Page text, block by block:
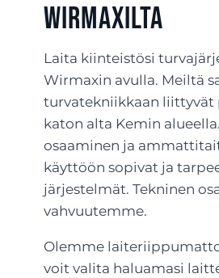
Wirmaxilta
Laita kiinteistösi
Wirmaxin avulla. Meiltä
turvatekniikkaan liittyvät
katon alta Kemin
osaaminen ja
käyttöön sopivat ja
järjestelmät. Tekninen
vahvuutemme.
Olemme
voit valita haluamasi